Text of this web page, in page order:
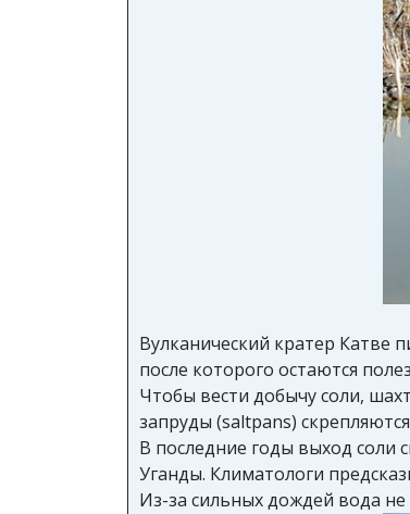
Вулканический кратер Катве
после которого остаются
Чтобы вести добычу соли,
запруды (saltpans)
В последние годы выход соли
Уганды. Климатологи
Из-за сильных дождей вода не